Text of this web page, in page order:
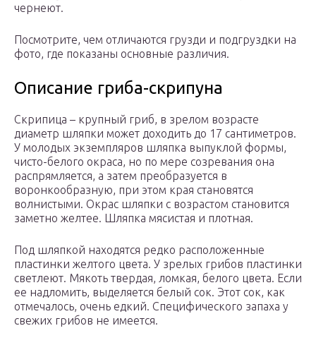
чернеют.
Посмотрите, чем отличаются грузди и подгруздки на
фото, где показаны основные различия.
Описание гриба-скрипуна
Скрипица – крупный гриб, в зрелом возрасте
диаметр шляпки может доходить до 17 сантиметров.
У молодых экземпляров шляпка выпуклой формы,
чисто-белого окраса, но по мере созревания она
распрямляется, а затем преобразуется в
воронкообразную, при этом края становятся
волнистыми. Окрас шляпки с возрастом становится
заметно желтее. Шляпка мясистая и плотная.
Под шляпкой находятся редко расположенные
пластинки желтого цвета. У зрелых грибов пластинки
светлеют. Мякоть твердая, ломкая, белого цвета. Если
ее надломить, выделяется белый сок. Этот сок, как
отмечалось, очень едкий. Специфического запаха у
свежих грибов не имеется.